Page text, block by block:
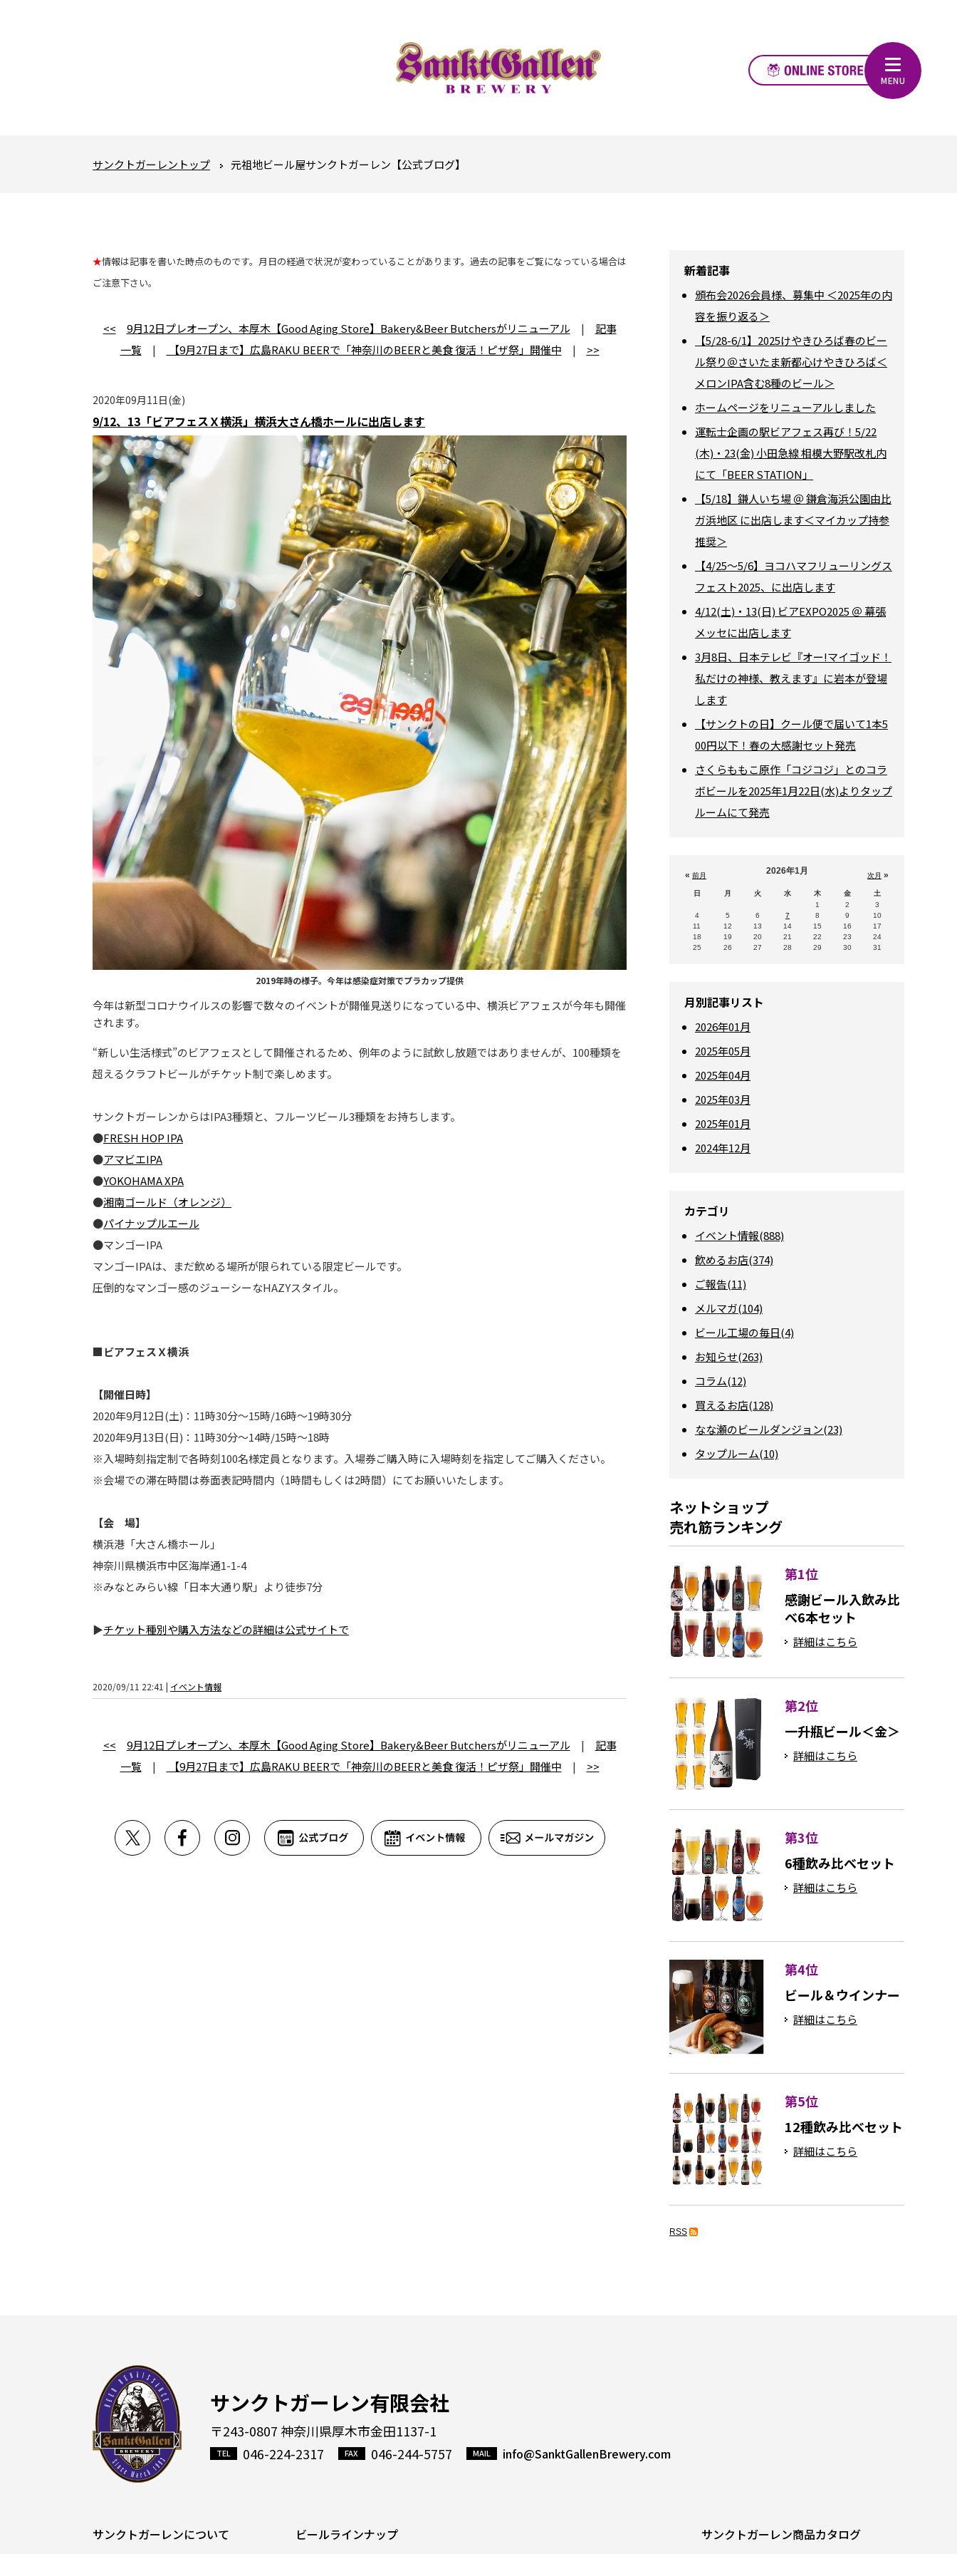
サンクトガーレントップ 元祖地ビール屋サンクトガーレン【公式ブログ】
★情報は記事を書いた時点のものです。月日の経過で状況が変わっていることがあります。過去の記事をご覧になっている場合は
ご注意下さい。
<< 9月12日プレオープン、本厚木【Good Aging Store】Bakery&Beer Butchersがリニューアル | 記事
一覧 | 【9月27日まで】広島RAKU BEERで「神奈川のBEERと美食 復活！ピザ祭」開催中 | >>
2020年09月11日(金)
9/12、13「ビアフェスＸ横浜」横浜大さん橋ホールに出店します
2019年時の様子。今年は感染症対策でプラカップ提供
今年は新型コロナウイルスの影響で数々のイベントが開催見送りになっている中、横浜ビアフェスが今年も開催
されます。
“新しい生活様式”のビアフェスとして開催されるため、例年のように試飲し放題ではありませんが、100種類を
超えるクラフトビールがチケット制で楽しめます。
サンクトガーレンからはIPA3種類と、フルーツビール3種類をお持ちします。
●FRESH HOP IPA
●アマビエIPA
●YOKOHAMA XPA
●湘南ゴールド（オレンジ）
●パイナップルエール
●マンゴーIPA
マンゴーIPAは、まだ飲める場所が限られている限定ビールです。
圧倒的なマンゴー感のジューシーなHAZYスタイル。
■ビアフェスＸ横浜
【開催日時】
2020年9月12日(土)：11時30分～15時/16時～19時30分
2020年9月13日(日)：11時30分～14時/15時～18時
※入場時刻指定制で各時刻100名様定員となります。入場券ご購入時に入場時刻を指定してご購入ください。
※会場での滞在時間は券面表記時間内（1時間もしくは2時間）にてお願いいたします。
【会 場】
横浜港「大さん橋ホール」
神奈川県横浜市中区海岸通1-1-4
※みなとみらい線「日本大通り駅」より徒歩7分
▶チケット種別や購入方法などの詳細は公式サイトで
2020/09/11 22:41 | イベント情報
<< 9月12日プレオープン、本厚木【Good Aging Store】Bakery&Beer Butchersがリニューアル | 記事
一覧 | 【9月27日まで】広島RAKU BEERで「神奈川のBEERと美食 復活！ピザ祭」開催中 | >>
新着記事
頒布会2026会員様、募集中 ＜2025年の内
容を振り返る＞
【5/28-6/1】2025けやきひろば春のビー
ル祭り＠さいたま新都心けやきひろば＜
メロンIPA含む8種のビール＞
ホームページをリニューアルしました
運転士企画の駅ビアフェス再び！5/22
(木)・23(金) 小田急線 相模大野駅改札内
にて「BEER STATION」
【5/18】鎌人いち場 ＠ 鎌倉海浜公園由比
ガ浜地区 に出店します＜マイカップ持参
推奨＞
【4/25～5/6】ヨコハマフリューリングス
フェスト2025、に出店します
4/12(土)・13(日) ビアEXPO2025 ＠ 幕張
メッセに出店します
3月8日、日本テレビ『オー!マイゴッド！
私だけの神様、教えます』に岩本が登場
します
【サンクトの日】クール便で届いて1本5
00円以下！春の大感謝セット発売
さくらももこ原作「コジコジ」とのコラ
ボビールを2025年1月22日(水)よりタップ
ルームにて発売
« 前月 次月 »
2026年1月
日 月 火 水 木 金
土
1
2
3
4
5 6 7 8 9
10
11
12 13 14 15 16
17
18
19 20 21 22 23
24
25
26 27 28 29 30 31
月別記事リスト
2026年01月
2025年05月
2025年04月
2025年03月
2025年01月
2024年12月
カテゴリ
イベント情報(888)
飲めるお店(374)
ご報告(11)
メルマガ(104)
ビール工場の毎日(4)
お知らせ(263)
コラム(12)
買えるお店(128)
なな瀬のビールダンジョン(23)
タップルーム(10)
ネットショップ
売れ筋ランキング
第1位
感謝ビール入飲み比
べ6本セット
詳細はこちら
第2位
一升瓶ビール＜金＞
詳細はこちら
第3位
6種飲み比べセット
詳細はこちら
第4位
ビール＆ウインナー
詳細はこちら
第5位
12種飲み比べセット
詳細はこちら
RSS
サンクトガーレン有限会社
〒243-0807 神奈川県厚木市金田1137-1
046-224-2317
046-244-5757 info@SanktGallenBrewery.com
サンクトガーレンについて ビールラインナップ
サンクトガーレン商品カタログ